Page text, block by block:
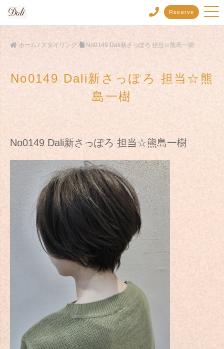
Reserve
ホーム / スタイリング / No0149 Dali新さっぽろ 担当☆熊島一樹
No0149 Dali新さっぽろ 担当☆熊
島一樹
No0149 Dali新さっぽろ 担当☆熊島一樹